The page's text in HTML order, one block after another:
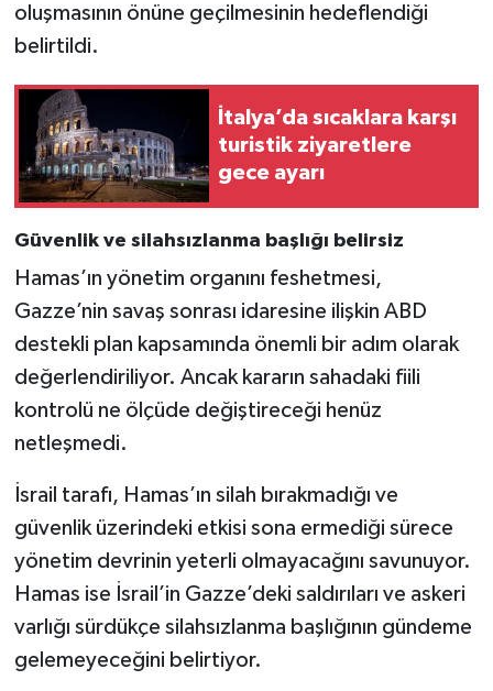
oluşmasının önüne geçilmesinin hedeflendiği
belirtildi.
İtalya’da sıcaklara karşı
turistik ziyaretlere
gece ayarı
Güvenlik ve silahsızlanma başlığı belirsiz
Hamas’ın yönetim organını feshetmesi,
Gazze’nin savaş sonrası idaresine ilişkin ABD
destekli plan kapsamında önemli bir adım olarak
değerlendiriliyor. Ancak kararın sahadaki fiili
kontrolü ne ölçüde değiştireceği henüz
netleşmedi.
İsrail tarafı, Hamas’ın silah bırakmadığı ve
güvenlik üzerindeki etkisi sona ermediği sürece
yönetim devrinin yeterli olmayacağını savunuyor.
Hamas ise İsrail’in Gazze’deki saldırıları ve askeri
varlığı sürdükçe silahsızlanma başlığının gündeme
gelemeyeceğini belirtiyor.